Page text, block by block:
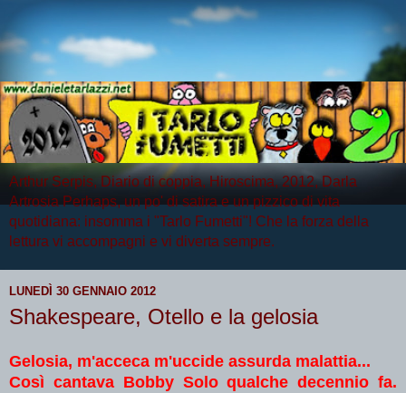
Arthur Serpis, Diario di coppia, Hiroscima, 2012, Darla
Artrosia Perhaps, un po' di satira e un pizzico di vita
quotidiana: insomma i "Tarlo Fumetti"! Che la forza della
lettura vi accompagni e vi diverta sempre.
LUNEDÌ 30 GENNAIO 2012
Shakespeare, Otello e la gelosia
Gelosia, m'acceca m'uccide assurda malattia...
Così cantava Bobby Solo qualche decennio fa.